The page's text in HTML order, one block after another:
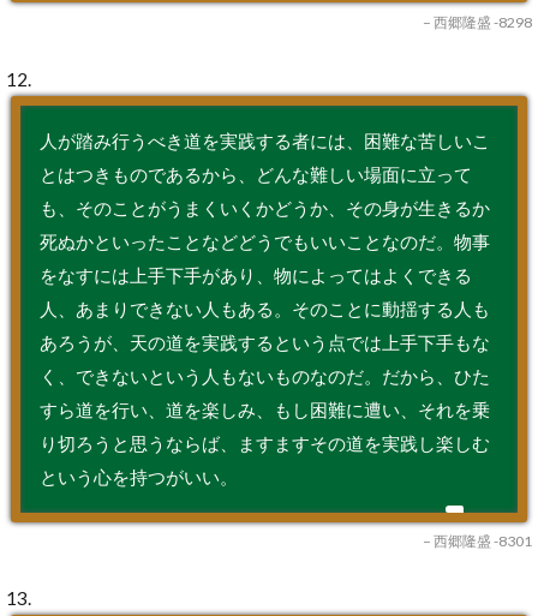
– 西郷隆盛 -8298
12.
人が踏み行うべき道を実践する者には、困難な苦しいこ
とはつきものであるから、どんな難しい場面に立って
も、そのことがうまくいくかどうか、その身が生きるか
死ぬかといったことなどどうでもいいことなのだ。物事
をなすには上手下手があり、物によってはよくできる
人、あまりできない人もある。そのことに動揺する人も
あろうが、天の道を実践するという点では上手下手もな
く、できないという人もないものなのだ。だから、ひた
すら道を行い、道を楽しみ、もし困難に遭い、それを乗
り切ろうと思うならば、ますますその道を実践し楽しむ
という心を持つがいい。
– 西郷隆盛 -8301
13.